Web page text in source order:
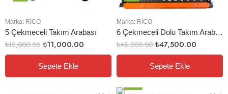
Marka: RİCO
5 Çekmeceli Takım Arabası
₺12,000.00 ₺11,000.00
Sepete Ekle
Marka: RİCO
6 Çekmeceli Dolu Takım Arabası
₺48,000.00 ₺47,500.00
Sepete Ekle